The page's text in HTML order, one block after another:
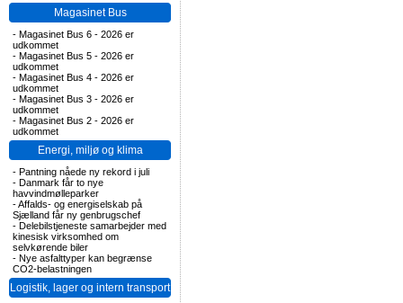
Magasinet Bus
- Magasinet Bus 6 - 2026 er
udkommet
- Magasinet Bus 5 - 2026 er
udkommet
- Magasinet Bus 4 - 2026 er
udkommet
- Magasinet Bus 3 - 2026 er
udkommet
- Magasinet Bus 2 - 2026 er
udkommet
Energi, miljø og klima
- Pantning nåede ny rekord i juli
- Danmark får to nye
havvindmølleparker
-Affalds- og energiselskab på
Sjælland får ny genbrugschef
- Delebilstjeneste samarbejder med
kinesisk virksomhed om
selvkørende biler
- Nye asfalttyper kan begrænse
CO2-belastningen
Logistik, lager og intern transport